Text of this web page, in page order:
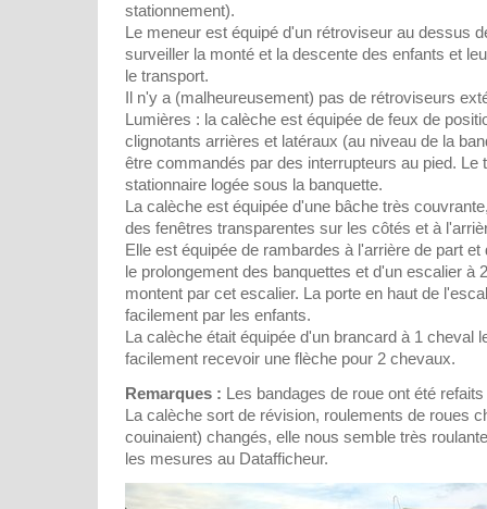
stationnement).
Le meneur est équipé d'un rétroviseur au dessus
surveiller la monté et la descente des enfants et
le transport.
Il n'y a (malheureusement) pas de rétroviseurs
Lumières : la calèche est équipée de feux de
clignotants arrières et latéraux (au niveau de la
être commandés par des interrupteurs au pied. Le
stationnaire logée sous la banquette.
La calèche est équipée d'une bâche très
des fenêtres transparentes sur les côtés et à
Elle est équipée de rambardes à l'arrière de part
le prolongement des banquettes et d'un escalier à
montent par cet escalier. La porte en haut de
facilement par les enfants.
La calèche était équipée d'un brancard à 1 cheval
facilement recevoir une flèche pour 2 chevaux.
Remarques : Les bandages de roue ont été
La calèche sort de révision, roulements de roues
couinaient) changés, elle nous semble très
les mesures au Datafficheur.